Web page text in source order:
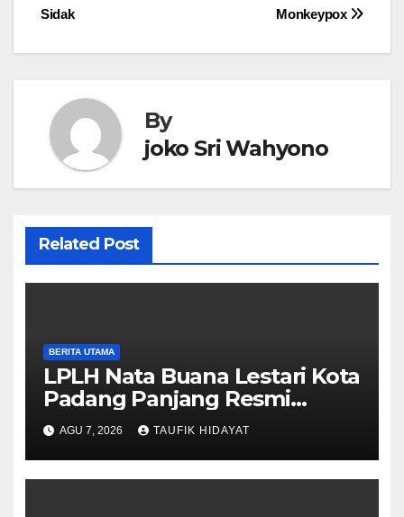
Monkeypox
Sidak
By
joko Sri Wahyono
Related Post
BERITA UTAMA
LPLH Nata Buana Lestari Kota
Padang Panjang Resmi
Dilantik, Diharapkan Perkuat
Sinergi Pelestarian
Lingkungan
AGU 7, 2026 TAUFIK HIDAYAT